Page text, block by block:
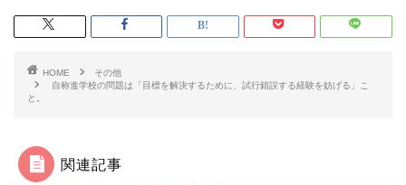
HOME
その他
自称進学校の問題は「目標を解決するために、試行錯誤する経験を妨げる」こ
と。
関連記事